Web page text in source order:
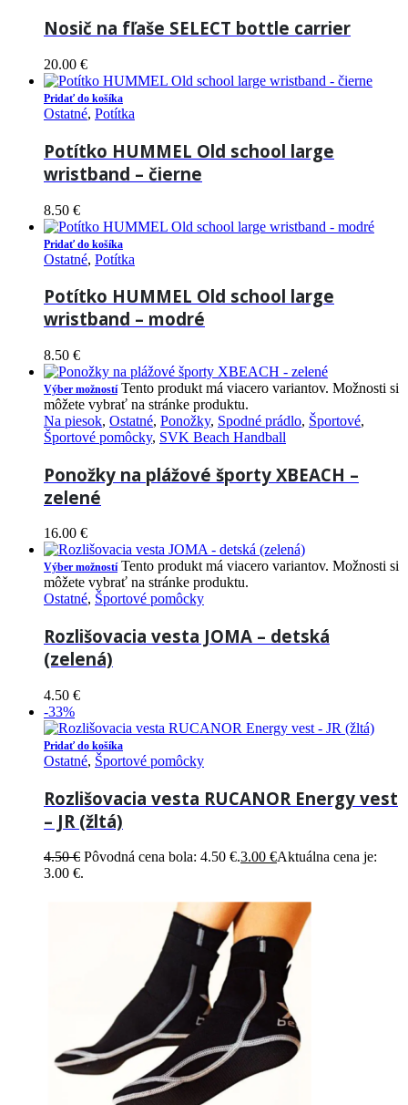
Nosič na fľaše SELECT bottle carrier
20.00 €
Pridať do košíka
Ostatné, Potítka
Potítko HUMMEL Old school large
wristband – čierne
8.50 €
Pridať do košíka
Ostatné, Potítka
Potítko HUMMEL Old school large
wristband – modré
8.50 €
Výber možností Tento produkt má viacero variantov. Možnosti si
môžete vybrať na stránke produktu.
Na piesok, Ostatné, Ponožky, Spodné prádlo, Športové,
Športové pomôcky, SVK Beach Handball
Ponožky na plážové športy XBEACH –
zelené
16.00 €
Výber možností Tento produkt má viacero variantov. Možnosti si
môžete vybrať na stránke produktu.
Ostatné, Športové pomôcky
Rozlišovacia vesta JOMA – detská
(zelená)
4.50 €
-33%
Pridať do košíka
Ostatné, Športové pomôcky
Rozlišovacia vesta RUCANOR Energy vest
– JR (žltá)
4.50€ Pôvodná cena bola: 4.50 €.3.00 €Aktuálna cena je:
3.00 €.